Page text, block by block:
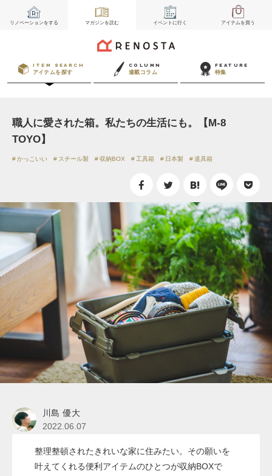
リノベーションをする マガジンを読む イベント に行く アイテムを買う
ITEM SEARCH
アイテムを探す
COLUMN
連載コラム
FEATURE
特集
職人に愛された箱。私たちの生活にも。【M-8
TOYO】
かっこいい スチール製 収納BOX 工具箱 日本製 道具箱
川島 優大
2022.06.07
整理整頓されたきれいな家に住みたい。その願いを
叶えてくれる便利アイテムのひとつが収納BOXで